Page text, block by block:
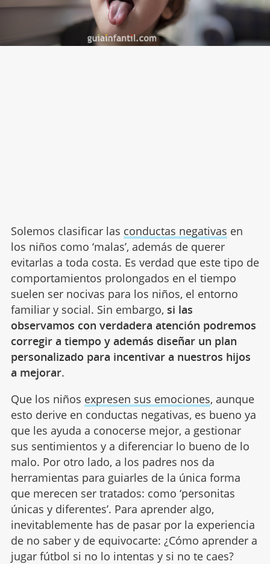
Solemos clasificar las conductas negativas en
los niños como ‘malas’, además de querer
evitarlas a toda costa. Es verdad que este tipo de
comportamientos prolongados en el tiempo
suelen ser nocivas para los niños, el entorno
familiar y social. Sin embargo, si las
observamos con verdadera atención podremos
corregir a tiempo y además diseñar un plan
personalizado para incentivar a nuestros hijos
a mejorar.
Que los niños expresen sus emociones, aunque
esto derive en conductas negativas, es bueno ya
que les ayuda a conocerse mejor, a gestionar
sus sentimientos y a diferenciar lo bueno de lo
malo. Por otro lado, a los padres nos da
herramientas para guiarles de la única forma
que merecen ser tratados: como ‘personitas
únicas y diferentes’. Para aprender algo,
inevitablemente has de pasar por la experiencia
de no saber y de equivocarte: ¿Cómo aprender a
jugar fútbol si no lo intentas y si no te caes?